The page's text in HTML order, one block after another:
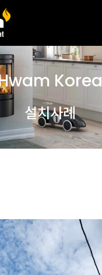
Korea
설치사례